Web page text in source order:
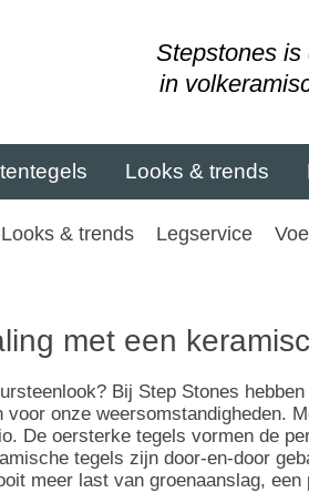
Stepstones
in
Looks & trends
Looks & trends Legservice
met een
Bij Step Stones
onze weersomstandigheden.
De oersterke tegels vormen de
tegels zijn door-en-door
meer last van groenaanslag,